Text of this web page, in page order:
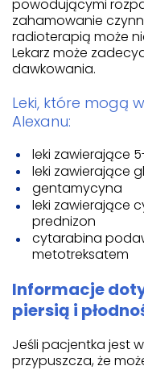
powodującymi
zahamowanie
radioterapią może
Lekarz może
dawkowania.
Leki, które mogą
Alexanu:
leki zawierające
leki zawierające
gentamycyna
leki zawierające
prednizon
cytarabina
metotreksatem
Informacje
piersią i
Jeśli pacjentka jest
przypuszcza, że